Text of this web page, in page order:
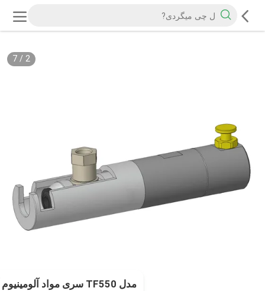
2
/
7
مدل TF550 سری مواد آلومینیوم آلیاژ